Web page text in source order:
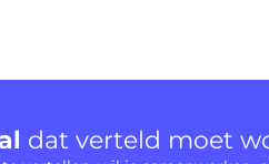
dat verteld moet